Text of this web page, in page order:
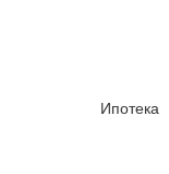
Ипотека